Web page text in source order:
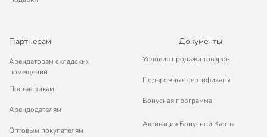
машине
машины
Тип антипригарного покрытия
Партнерам
Арендаторам складских
помещений
Поставщикам
Арендодателям
Оптовым покупателям
Документы
Условия продажи товаров
Подарочные сертификаты
Бонусная программа
Активация Бонусной Карты